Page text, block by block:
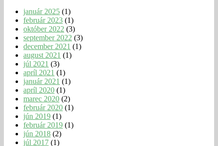
január 2025 (1)
február 2023 (1)
október 2022 (3)
september 2022 (3)
december 2021 (1)
august 2021 (1)
júl 2021 (3)
apríl 2021 (1)
január 2021 (1)
apríl 2020 (1)
marec 2020 (2)
február 2020 (1)
jún 2019 (1)
február 2019 (1)
jún 2018 (2)
júl 2017 (1)